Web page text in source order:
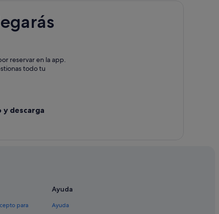
reservar en la app.
todo tu
y descarga
para
Ayuda
Ayuda